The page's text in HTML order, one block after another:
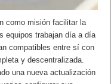
como misión facilitar la
equipos trabajan día a día
compatibles entre sí con
y descentralizada.
una nueva actualización